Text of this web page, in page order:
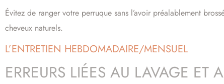
Évitez de ranger votre perruque sans l’avoir préalablement
cheveux naturels.
L’ENTRETIEN HEBDOMADAIRE/MENSUEL
ERREURS LIÉES AU LAVAGE ET